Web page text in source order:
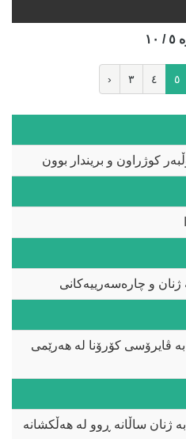
١٠
‹ ٣ ٤ ٥
و چارەسەرییەکانی
ڤایرۆسی کۆرۆنا لە هەرێمی
ژنان ساڵانە ڕوو لە هەڵکشانە